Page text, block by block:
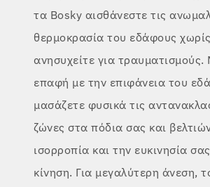
τα Bosky αισθάνεστε τις
θερμοκρασία του εδάφους
ανησυχείτε για τραυματισμούς.
επαφή με την επιφάνεια του
μασάζετε φυσικά τις
ζώνες στα πόδια σας και
ισορροπία και την ευκινησία
κίνηση. Για μεγαλύτερη άνεση,